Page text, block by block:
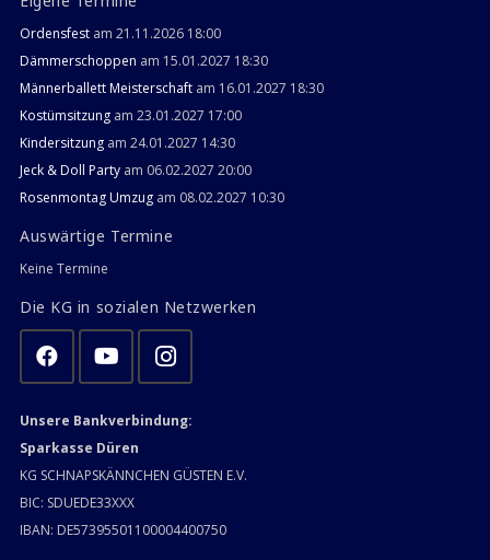
Ordensfest am 21.11.2026 18:00
Dämmerschoppen am 15.01.2027 18:30
Männerballett Meisterschaft am 16.01.2027 18:30
Kostümsitzung am 23.01.2027 17:00
Kindersitzung am 24.01.2027 14:30
Jeck & Doll Party am 06.02.2027 20:00
Rosenmontag Umzug am 08.02.2027 10:30
Auswärtige Termine
Keine Termine
Die KG in sozialen Netzwerken
Unsere Bankverbindung:
Sparkasse Düren
KG SCHNAPSKÄNNCHEN GÜSTEN E.V.
BIC: SDUEDE33XXX
IBAN: DE57395501100004400750